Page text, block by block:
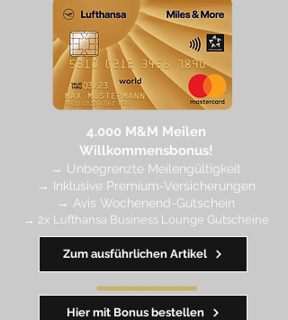
4.000 M&M Meilen
Willkommensbonus!
→ Unbegrenzte Meilengültigkeit
→ Inklusive Premium-Versicherungen
→ Avis Wochenend-Gutschein
→ 2x Lufthansa Business Lounge Gutscheine
━━━━━━━
Hier mit Bonus bestellen
Zum ausführlichen Artikel